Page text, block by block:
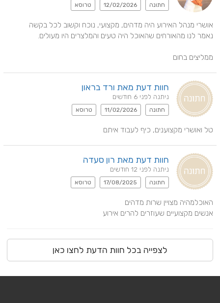
חתונה 12/02/2026 טרוסא
ממליצים בחום
חוות דעת מאת ורד בראון
ניתנה לפני 6 חודשים
חתונה 11/02/2026 טרוסא
טל ואושרי מקצוענים, כיף לעבוד איתם
חוות דעת מאת רון סעדה
ניתנה לפני 12 חודשים
חתונה 17/08/2025 טרוסא
אנשים מקצועיים שעוזרים להרים אירוע
לצפייה בכל חוות הדעת לחצו כאן